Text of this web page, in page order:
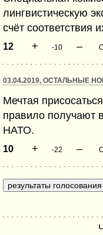
лингвистическую
счёт соответствия
12 + -10 –
03.04.2019, ОСТАЛЬНЫЕ
Мечтая
правило получают
НАТО.
10 + -22 –